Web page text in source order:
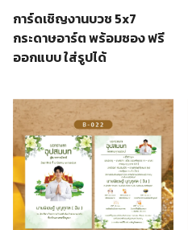
การ์ดเชิญงานบวช 5x7
กระดาษอาร์ต พร้อมซอง ฟรี
ออกแบบ ใส่รูปได้